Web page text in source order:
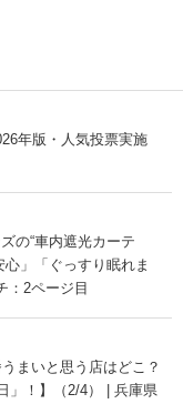
年版・人気投票実施
の“車内遮光カーテ
」「ぐっすり眠れま
：2ページ目
まいと思う店はどこ？
」！】（2/4） | 兵庫県